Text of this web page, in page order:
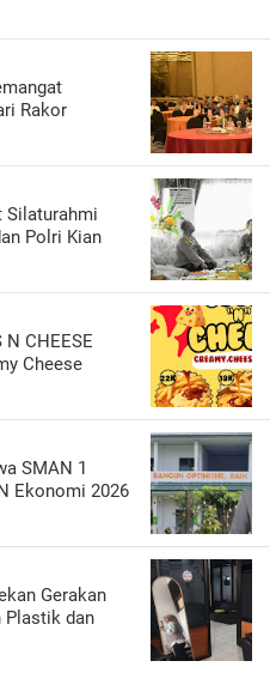
Rakor
Silaturahmi
Polri Kian
CHEESE
Cheese
SMAN 1
Ekonomi 2026
Gerakan
Plastik dan